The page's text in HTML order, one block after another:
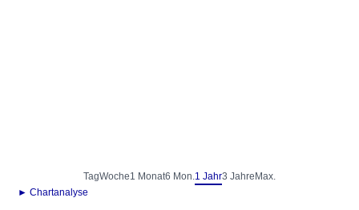
TagWoche1 Monat6 Mon.1 Jahr3 Jahre Max.
► Chartanalyse